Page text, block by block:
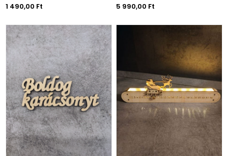
1 490,00 Ft
5 990,00 Ft